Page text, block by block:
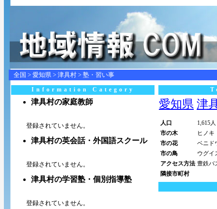
全国 > 愛知県 > 津具村 > 塾・習い事
Information Category
津具村の家庭教師
登録されていません。
津具村の英会話・外国語スクール
登録されていません。
津具村の学習塾・個別指導塾
登録されていません。
愛知県 津
人口
1,615人
市の木
ヒノキ
市の花
ベニド
市の鳥
ウグイ
アクセス方法 豊鉄バ
隣接市町村